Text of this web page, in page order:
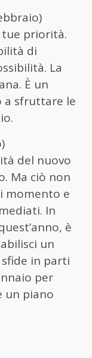
tue priorità.
di
La
È un
a sfruttare le
del nuovo
Ma ciò non
momento e
In
è
un
in parti
per
un piano